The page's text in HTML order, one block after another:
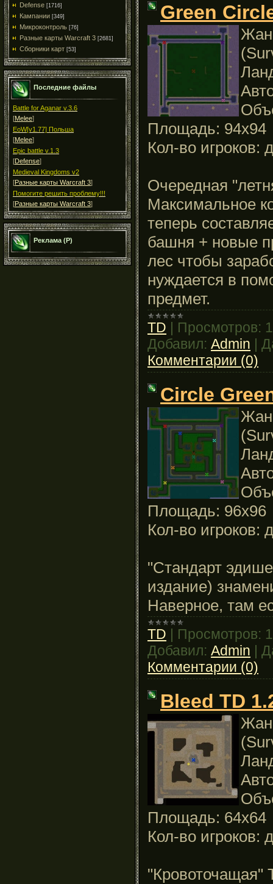
Defense [1716]
Кампании [349]
Микроконтроль [76]
Разные карты Warcraft 3 [2681]
Сборники карт [53]
Последние файлы
Battle for Aganar v.3.6
[Melee]
EoW[v1.77] Польша
[Melee]
Epic battle v.1.3
[Defense]
Medieval Kingdoms v2
[Разные карты Warcraft 3]
Помогите решить проблему!!!
[Разные карты Warcraft 3]
Реклама (Р)
Green
Площадь: 94x94
Кол-во игроков:
Очередная
Максимальное
теперь
башня + новые
лес чтобы
нуждается в
предмет.
TD | Просмотров:
Добавил: Admin |
Комментарии (0)
Circle
Площадь: 96x96
Кол-во игроков:
"Стандарт
издание)
Наверное, там
TD | Просмотров:
Добавил: Admin |
Комментарии (0)
Bleed TD
Площадь: 64x64
Кол-во игроков:
"Кровоточащая"